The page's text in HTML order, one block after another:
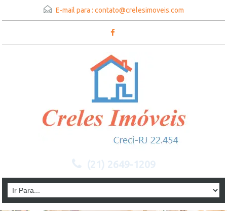
E-mail para : contato@crelesimoveis.com
(21) 2649-1209